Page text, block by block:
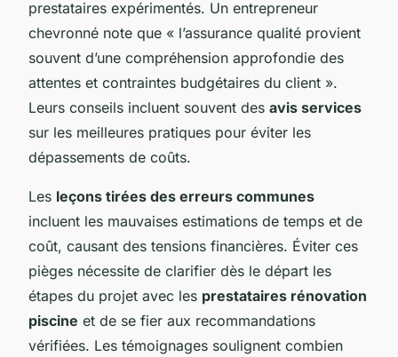
prestataires expérimentés. Un entrepreneur
chevronné note que « l’assurance qualité provient
souvent d’une compréhension approfondie des
attentes et contraintes budgétaires du client ».
Leurs conseils incluent souvent des avis services
sur les meilleures pratiques pour éviter les
dépassements de coûts.
Les leçons tirées des erreurs communes
incluent les mauvaises estimations de temps et de
coût, causant des tensions financières. Éviter ces
pièges nécessite de clarifier dès le départ les
étapes du projet avec les prestataires rénovation
piscine et de se fier aux recommandations
vérifiées. Les témoignages soulignent combien